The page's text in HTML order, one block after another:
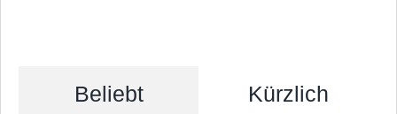
Beliebt Kürzlich